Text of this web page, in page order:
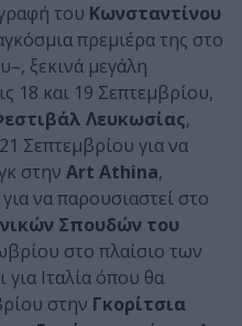
του Κωνσταντίνου
πρεμιέρα της στο
ξεκινά μεγάλη
18 και 19 Σεπτεμβρίου,
Λευκωσίας,
Σεπτεμβρίου για να
στην Art Athina,
να παρουσιαστεί στο
Σπουδών του
στο πλαίσιο των
για Ιταλία όπου θα
στην Γκορίτσια